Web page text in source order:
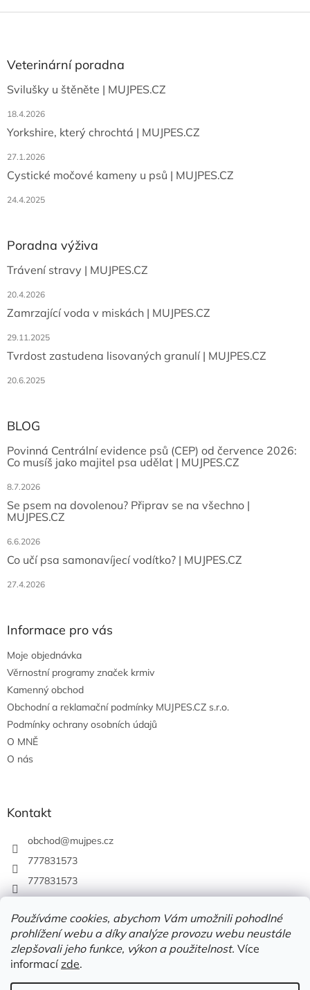
Používáme cookies, abychom Vám umožnili pohodlné
prohlížení webu a díky analýze provozu webu neustále
zlepšovali jeho funkce, výkon a použitelnost. Více
informacízde.
aVeterinární poradna
Svilušky u štěněte | MUJPES.CZ
18.4.2026
Yorkshire, který chrochtá | MUJPES.CZ
27.1.2026
Cystické močové kameny u psů | MUJPES.CZ
24.4.2025
Poradna výživa
Trávení stravy | MUJPES.CZ
20.4.2026
Zamrzající voda v miskách | MUJPES.CZ
29.11.2025
Tvrdost zastudena lisovaných granulí | MUJPES.CZ
20.6.2025
BLOG
Povinná Centrální evidence psů (CEP) od července 2026:
Co musíš jako majitel psa udělat | MUJPES.CZ
8.7.2026
Se psem na dovolenou? Připrav se na všechno |
MUJPES.CZ
6.6.2026
Co učí psa samonavíjecí vodítko? | MUJPES.CZ
27.4.2026
Informace pro vás
Moje objednávka
Věrnostní programy značek krmiv
Kamenný obchod
Obchodní a reklamační podmínky MUJPES.CZ s.r.o.
Podmínky ochrany osobních údajů
O MNĚ
O nás
Kontakt
obchod@mujpes.cz
777831573
777831573